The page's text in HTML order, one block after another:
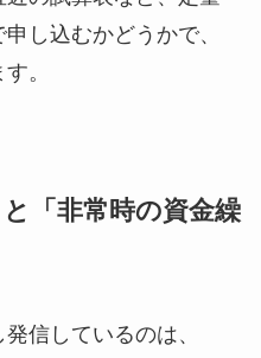
し込むかどうかで、
。
と「非常時の資金繰
信しているのは、